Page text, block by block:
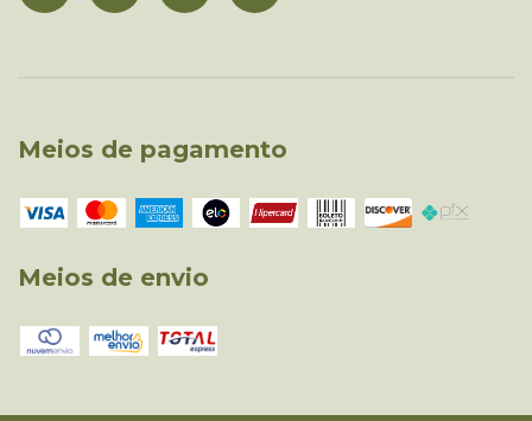
Meios de pagamento
Meios de envio